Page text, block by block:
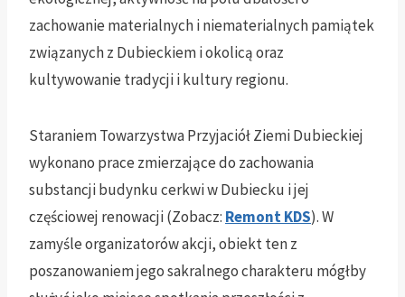
zachowanie materialnych i niematerialnych pamiątek
związanych z Dubieckiem i okolicą oraz
kultywowanie tradycji i kultury regionu.
Staraniem Towarzystwa Przyjaciół Ziemi Dubieckiej
wykonano prace zmierzające do zachowania
substancji budynku cerkwi w Dubiecku i jej
częściowej renowacji (Zobacz: Remont KDS). W
zamyśle organizatorów akcji, obiekt ten z
poszanowaniem jego sakralnego charakteru mógłby